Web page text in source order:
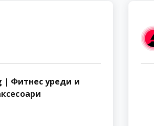
| Фитнес уреди и